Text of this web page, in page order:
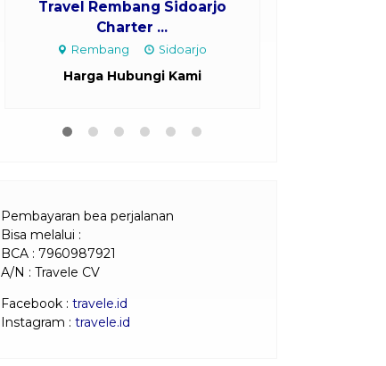
Travel Rembang Sidoarjo
Charter ...
Rembang Sidoarjo
Harga Hubungi Kami
Pembayaran bea perjalanan
Bisa melalui :
BCA : 7960987921
A/N : Travele CV
Facebook : travele.id
Instagram : travele.id